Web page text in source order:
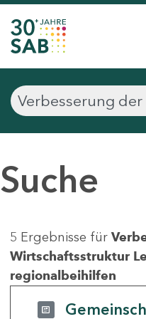
Suche
5 Ergebnisse für
Wirtschaftsstruktur
regionalbeihilfen